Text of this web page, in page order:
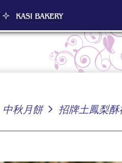
中秋月餅 招牌土鳳梨酥